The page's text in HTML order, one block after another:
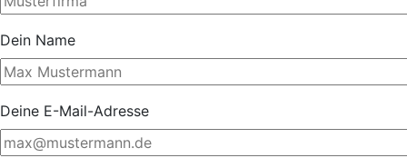
Dein Name
Deine E-Mail-Adresse